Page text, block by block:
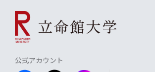
公式アカウント